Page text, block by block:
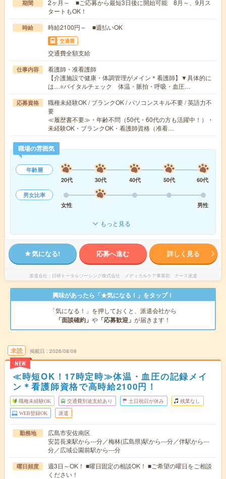
期間
2ヶ月～ ■ご応募から最短3日後に開始可能 8月～、9月ス
タートもOK！
時給 時給2100円～ ■週払いOK
交通費
交通費全額支給
仕事内容
看護師・准看護師
【介護施設で健康・体調管理がメイン＊看護師】▼具体的に
は…○バイタルチェック 体温・脈拍・呼吸・血圧…
応募資格
職種未経験OK / ブランクOK / パソコンスキル不要 / 英語力不
要
≪履歴書不要≫・年齢不問（50代・60代の方も活躍中！）・
未経験OK・ブランクOK・看護師資格（准看…
職場の雰囲気
年齢層
20代
30代 40代 50代
60代
男女比率
女性
男性
もっと見る
気になる! 応募へ進む 詳しく見る
派遣会社 日研トータルソーシング株式会社 メディカルケア事業部 ナース派遣
興味があったら「★気になる！」をタップ！
「気になる！」を押しておくと、派遣会社から
「面談確約」 や 「応募歓迎」 が届きます！
未読
NEW
掲載日 2026/08/08
≪時短OK！17時定時≫体温・血圧の記録メイ
ン＊看護師資格で高時給2100円！
職種未経験OK 交通費別途支給あり 土日祝日が休み 残業なし
WEB登録OK 派遣
勤務地
広島市安佐南区
安芸長束駅から---分／梅林(広島県)駅から---分／伴駅から---
分／広域公園前駅から---分
曜日頻度
週3日～OK！ ■曜日固定の相談OK！ ■ご希望の曜日をご相談
ください！